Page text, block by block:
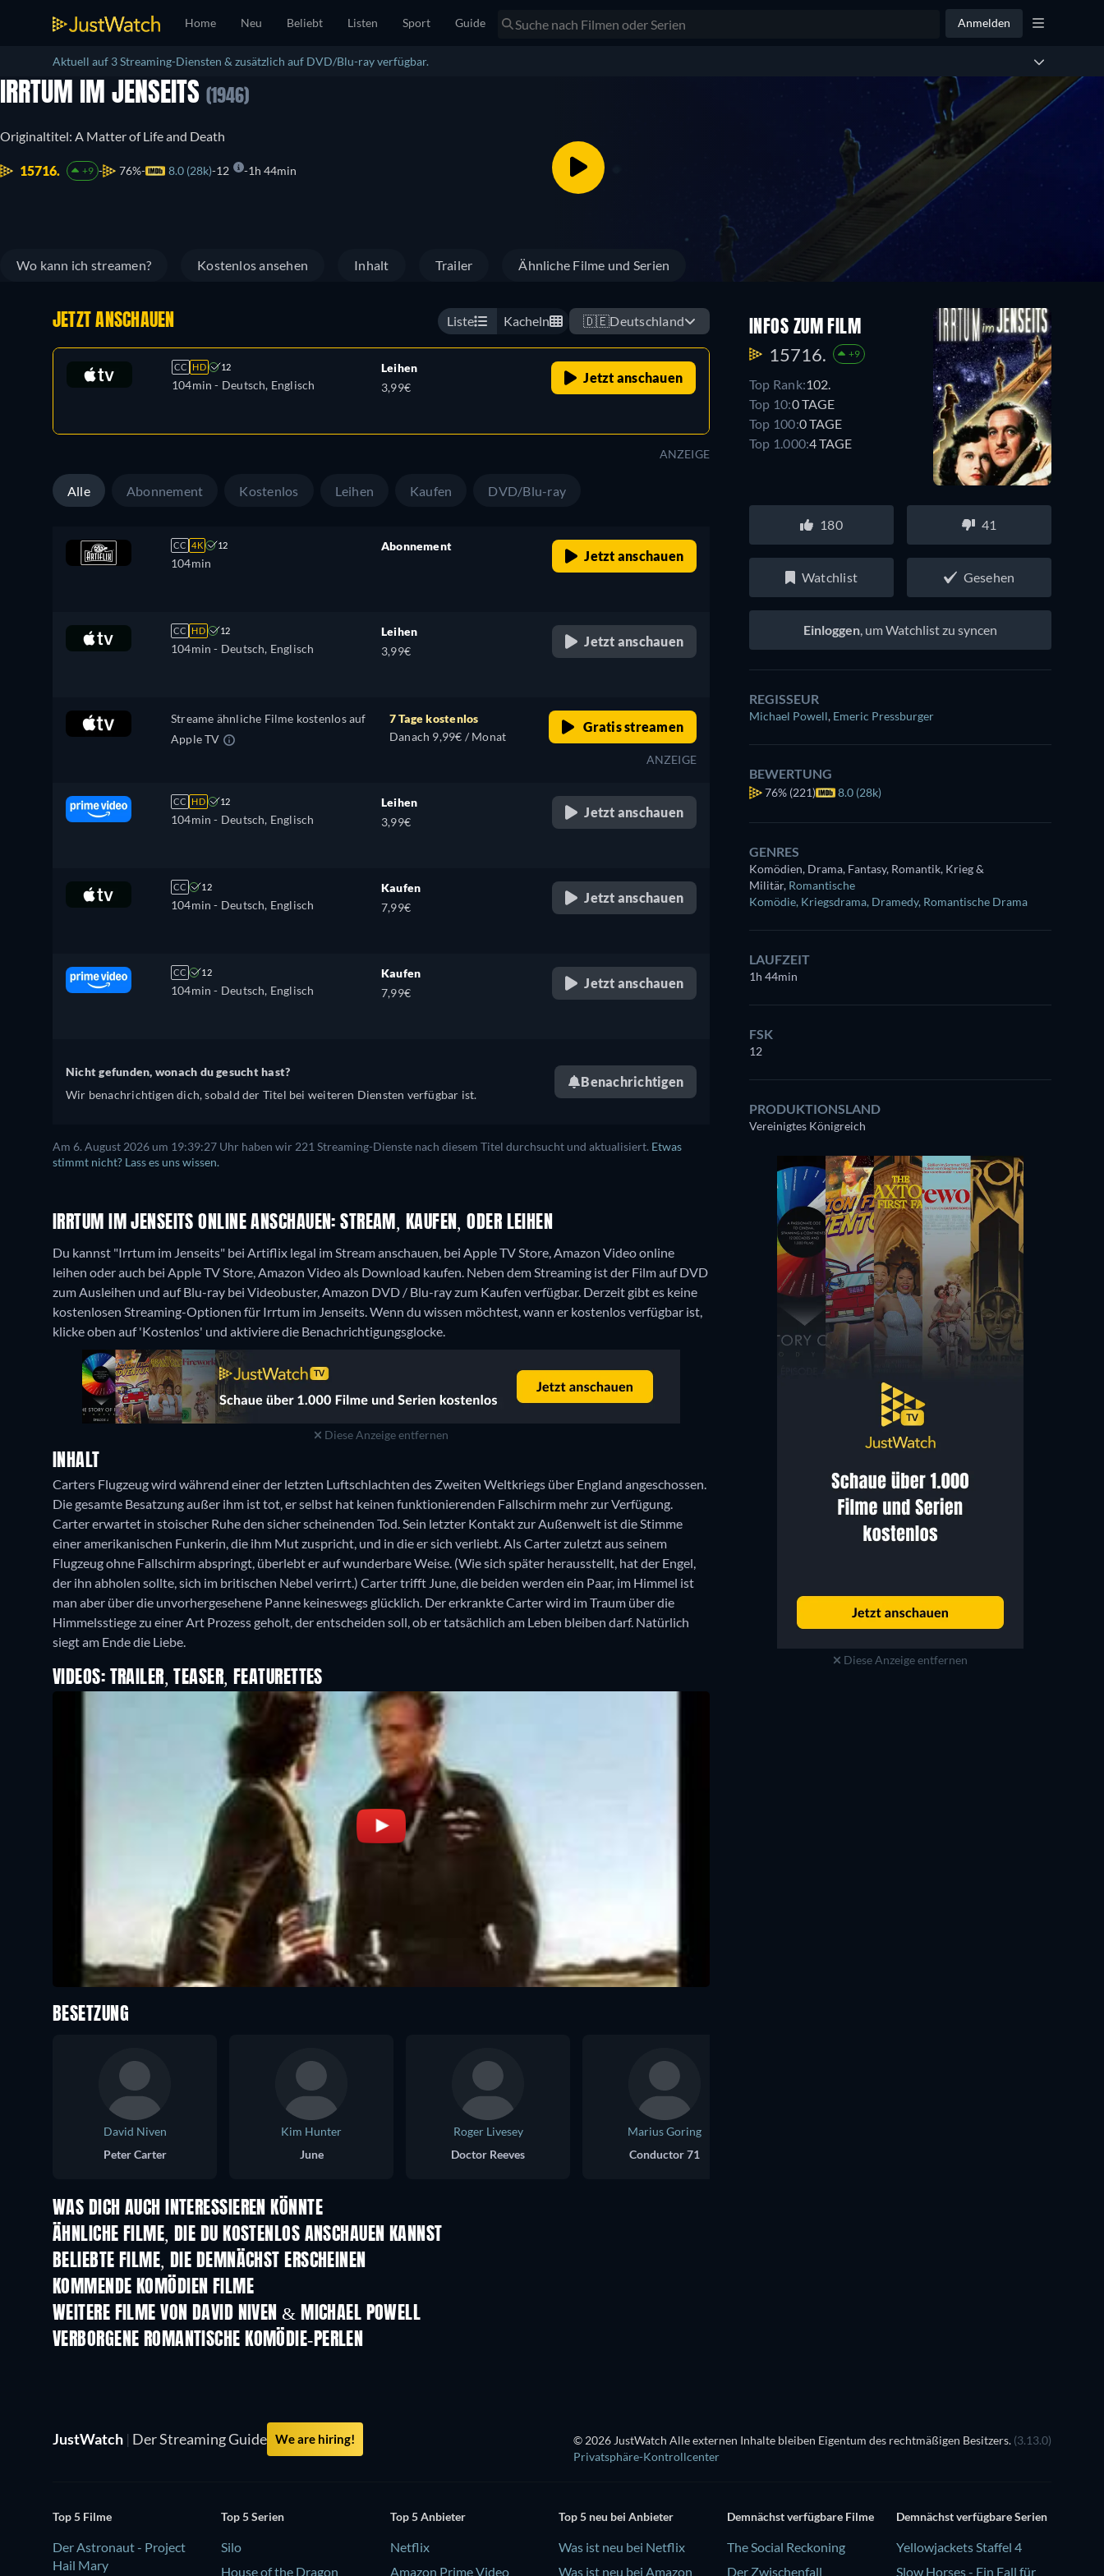
Home Neu Beliebt Listen Sport Guide Anmelden
Aktuell auf 3 Streaming-Diensten & zusätzlich auf DVD/Blu-ray verfügbar.
IRRTUM IM JENSEITS (1946)
Originaltitel: A Matter of Life and Death
15716. +9 76% 8.0 (28k) 12 1h 44min
Wo kann ich streamen? Kostenlos ansehen Inhalt Trailer Ähnliche Filme und Serien
JETZT ANSCHAUEN Liste Kacheln 🇩🇪Deutschland
CC HD 12
104min - Deutsch, Englisch
Leihen
3,99€
Jetzt anschauen
ANZEIGE
Alle Abonnement Kostenlos Leihen Kaufen DVD/Blu-ray
CC 4K 12
104min
Abonnement
Jetzt anschauen
CC HD 12
104min - Deutsch, Englisch
Leihen
3,99€
Jetzt anschauen
Streame ähnliche Filme kostenlos auf
Apple TV
7 Tage kostenlos
Danach 9,99€ / Monat
Gratis streamen
ANZEIGE
CC HD 12
104min - Deutsch, Englisch
Leihen
3,99€
Jetzt anschauen
CC 12
104min - Deutsch, Englisch
Kaufen
7,99€
Jetzt anschauen
CC 12
104min - Deutsch, Englisch
Kaufen
7,99€
Jetzt anschauen
Nicht gefunden, wonach du gesucht hast?
Wir benachrichtigen dich, sobald der Titel bei weiteren Diensten verfügbar ist.
Benachrichtigen
Am 6. August 2026 um 19:39:27 Uhr haben wir 221 Streaming-Dienste nach diesem Titel durchsucht und aktualisiert. Etwas
stimmt nicht? Lass es uns wissen.
IRRTUM IM JENSEITS ONLINE ANSCHAUEN: STREAM, KAUFEN, ODER LEIHEN
Du kannst "Irrtum im Jenseits" bei Artiflix legal im Stream anschauen, bei Apple TV Store, Amazon Video online
leihen oder auch bei Apple TV Store, Amazon Video als Download kaufen. Neben dem Streaming ist der Film auf DVD
zum Ausleihen und auf Blu-ray bei Videobuster, Amazon DVD / Blu-ray zum Kaufen verfügbar. Derzeit gibt es keine
kostenlosen Streaming-Optionen für Irrtum im Jenseits. Wenn du wissen möchtest, wann er kostenlos verfügbar ist,
klicke oben auf 'Kostenlos' und aktiviere die Benachrichtigungsglocke.
Diese Anzeige entfernen
INHALT
Carters Flugzeug wird während einer der letzten Luftschlachten des Zweiten Weltkriegs über England angeschossen.
Die gesamte Besatzung außer ihm ist tot, er selbst hat keinen funktionierenden Fallschirm mehr zur Verfügung.
Carter erwartet in stoischer Ruhe den sicher scheinenden Tod. Sein letzter Kontakt zur Außenwelt ist die Stimme
einer amerikanischen Funkerin, die ihm Mut zuspricht, und in die er sich verliebt. Als Carter zuletzt aus seinem
Flugzeug ohne Fallschirm abspringt, überlebt er auf wunderbare Weise. (Wie sich später herausstellt, hat der Engel,
der ihn abholen sollte, sich im britischen Nebel verirrt.) Carter trifft June, die beiden werden ein Paar, im Himmel ist
man aber über die unvorhergesehene Panne keineswegs glücklich. Der erkrankte Carter wird im Traum über die
Himmelsstiege zu einer Art Prozess geholt, der entscheiden soll, ob er tatsächlich am Leben bleiben darf. Natürlich
siegt am Ende die Liebe.
VIDEOS: TRAILER, TEASER, FEATURETTES
INFOS ZUM FILM
15716. +9
Top Rank:102.
Top 10:0 TAGE
Top 100:0 TAGE
Top 1.000:4 TAGE
180 41
Watchlist Gesehen
Einloggen, um Watchlist zu syncen
REGISSEUR
Michael Powell, Emeric Pressburger
BEWERTUNG
76% (221) 8.0 (28k)
GENRES
Komödien, Drama, Fantasy, Romantik, Krieg &
Militär, Romantische
Komödie, Kriegsdrama, Dramedy, Romantische Drama
LAUFZEIT
1h 44min
FSK
12
PRODUKTIONSLAND
Vereinigtes Königreich
Diese Anzeige entfernen
BESETZUNG
David Niven
Peter Carter
Kim Hunter
June
Roger Livesey
Doctor Reeves
Marius Goring
Conductor 71
WAS DICH AUCH INTERESSIEREN KÖNNTE
ÄHNLICHE FILME, DIE DU KOSTENLOS ANSCHAUEN KANNST
BELIEBTE FILME, DIE DEMNÄCHST ERSCHEINEN
KOMMENDE KOMÖDIEN FILME
WEITERE FILME VON DAVID NIVEN & MICHAEL POWELL
VERBORGENE ROMANTISCHE KOMÖDIE-PERLEN
JustWatch | Der Streaming Guide We are hiring! © 2026 JustWatch Alle externen Inhalte bleiben Eigentum des rechtmäßigen Besitzers. (3.13.0)
Privatsphäre-Kontrollcenter
Top 5 Filme
Der Astronaut - Project
Hail Mary
Top 5 Serien
Silo
House of the Dragon
Top 5 Anbieter
Netflix
Amazon Prime Video
Top 5 neu bei Anbieter
Was ist neu bei Netflix
Was ist neu bei Amazon
Demnächst verfügbare Filme
The Social Reckoning
Der Zwischenfall
Demnächst verfügbare Serien
Yellowjackets Staffel 4
Slow Horses - Ein Fall für